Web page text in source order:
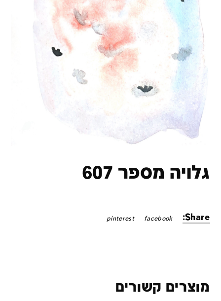
גלויה מספר 607
Share:
facebook
pinterest
מוצרים קשורים